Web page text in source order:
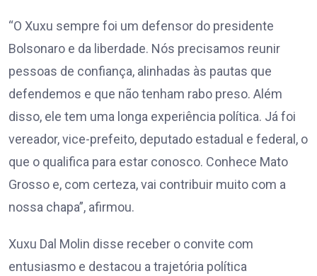
“O Xuxu sempre foi um defensor do presidente
Bolsonaro e da liberdade. Nós precisamos reunir
pessoas de confiança, alinhadas às pautas que
defendemos e que não tenham rabo preso. Além
disso, ele tem uma longa experiência política. Já foi
vereador, vice-prefeito, deputado estadual e federal, o
que o qualifica para estar conosco. Conhece Mato
Grosso e, com certeza, vai contribuir muito com a
nossa chapa”, afirmou.
Xuxu Dal Molin disse receber o convite com
entusiasmo e destacou a trajetória política